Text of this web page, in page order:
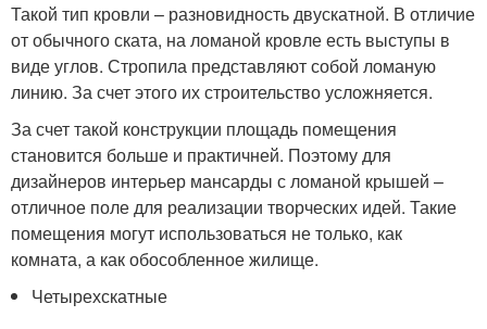
Такой тип кровли – разновидность двускатной. В отличие
от обычного ската, на ломаной кровле есть выступы в
виде углов. Стропила представляют собой ломаную
линию. За счет этого их строительство усложняется.
За счет такой конструкции площадь помещения
становится больше и практичней. Поэтому для
дизайнеров интерьер мансарды с ломаной крышей –
отличное поле для реализации творческих идей. Такие
помещения могут использоваться не только, как
комната, а как обособленное жилище.
Четырехскатные